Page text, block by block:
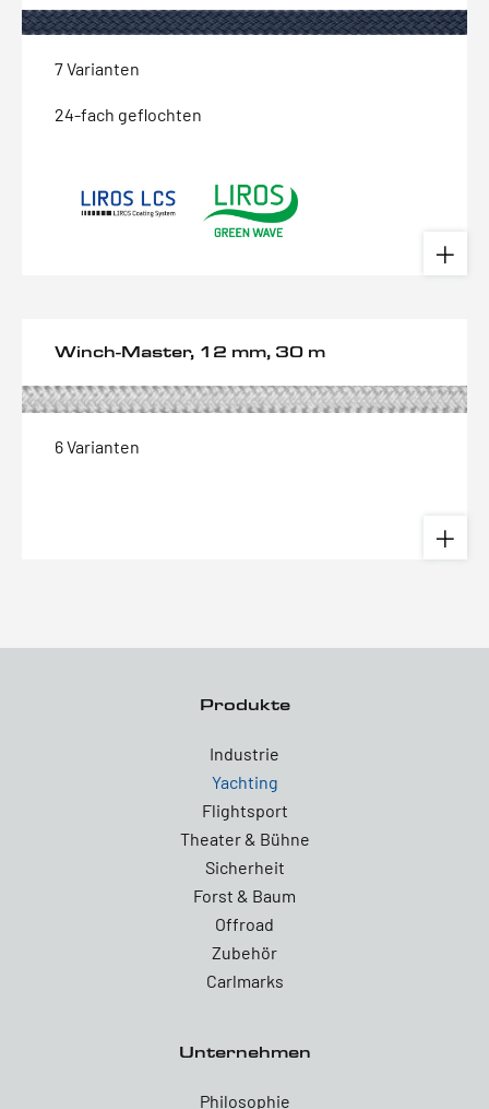
7 Varianten
24-fach geflochten
Winch-Master, 12 mm, 30 m
6 Varianten
Produkte
Industrie
Yachting
Flightsport
Theater & Bühne
Sicherheit
Forst & Baum
Offroad
Zubehör
Carlmarks
Unternehmen
Philosophie